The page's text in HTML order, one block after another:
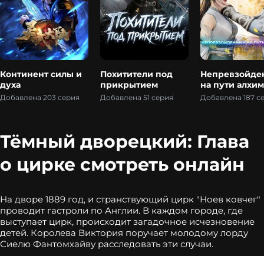
Континент силы и
духа
Добавлена 203 серия
Похитители под
прикрытием
Добавлена 51 серия
на пути
Добавлена 187
Тёмный дворецкий: Глава
о цирке смотреть онлайн
На дворе 1889 год, и странствующий цирк "Ноев ковчег"
проводит гастроли по Англии. В каждом городе, где
выступает цирк, происходит загадочное исчезновение
детей. Королева Виктория поручает молодому лорду
Сиелю Фантомхайву расследовать эти случаи.